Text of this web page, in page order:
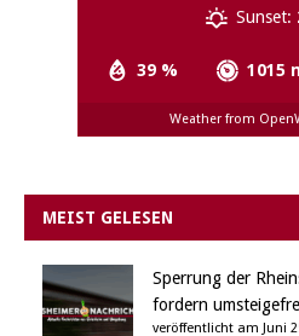
39 % 1015
Sunset:
Weather from
MEIST GELESEN
Sperrung der
fordern
veröffentlicht am Juni